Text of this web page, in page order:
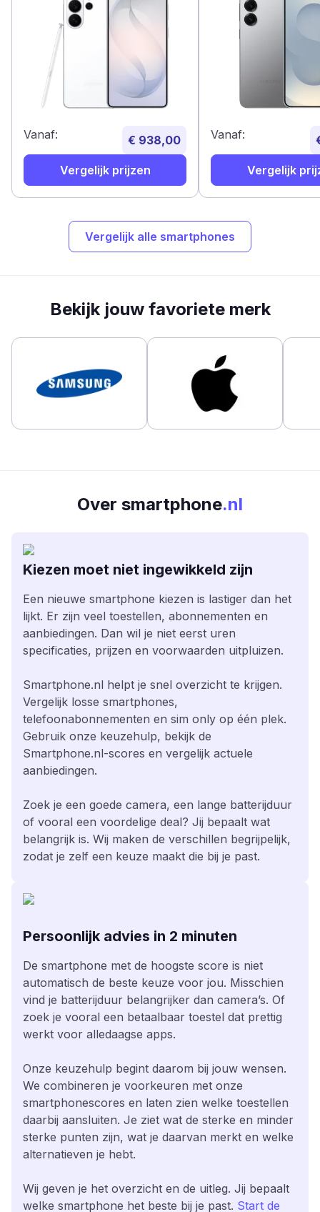
Vanaf: € 938,00
Vergelijk prijzen
Vanaf:
Vergelijk
Vergelijk alle smartphones
Bekijk jouw favoriete merk
Over smartphone.nl
Kiezen moet niet ingewikkeld zijn
Een nieuwe smartphone kiezen is lastiger dan het
lijkt. Er zijn veel toestellen, abonnementen en
aanbiedingen. Dan wil je niet eerst uren
specificaties, prijzen en voorwaarden uitpluizen.
Smartphone.nl helpt je snel overzicht te krijgen.
Vergelijk losse smartphones,
telefoonabonnementen en sim only op één plek.
Gebruik onze keuzehulp, bekijk de
Smartphone.nl-scores en vergelijk actuele
aanbiedingen.
Zoek je een goede camera, een lange batterijduur
of vooral een voordelige deal? Jij bepaalt wat
belangrijk is. Wij maken de verschillen begrijpelijk,
zodat je zelf een keuze maakt die bij je past.
Persoonlijk advies in 2 minuten
De smartphone met de hoogste score is niet
automatisch de beste keuze voor jou. Misschien
vind je batterijduur belangrijker dan camera’s. Of
zoek je vooral een betaalbaar toestel dat prettig
werkt voor alledaagse apps.
Onze keuzehulp begint daarom bij jouw wensen.
We combineren je voorkeuren met onze
smartphonescores en laten zien welke toestellen
daarbij aansluiten. Je ziet wat de sterke en minder
sterke punten zijn, wat je daarvan merkt en welke
alternatieven je hebt.
Wij geven je het overzicht en de uitleg. Jij bepaalt
welke smartphone het beste bij je past. Start de